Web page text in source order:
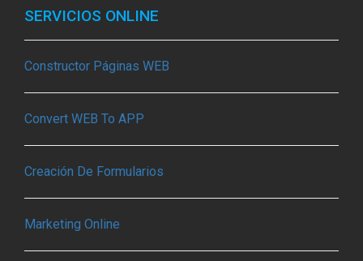
SERVICIOS ONLINE
Constructor Páginas WEB
Convert WEB To APP
Creación De Formularios
Marketing Online